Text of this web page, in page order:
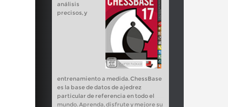
análisis
precisos, y
entrenamiento a medida. ChessBase
es la base de datos de ajedrez
particular de referencia en todo el
mundo. Aprenda, disfrute y mejore su